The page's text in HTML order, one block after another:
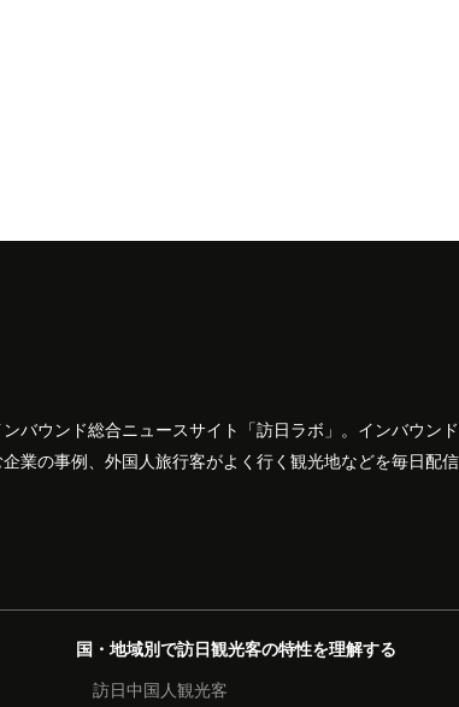
バウンド総合ニュースサイト「訪日ラボ」。インバウ
業の事例、外国人旅行客がよく行く観光地などを毎日配信
国・地域別で訪日観光客の特性を理解する
訪日中国人観光客